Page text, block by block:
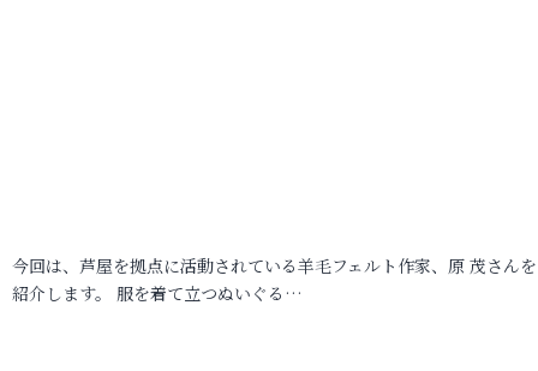
今回は、芦屋を拠点に活動されている羊毛フェルト作家、原 茂さん
紹介します。 服を着て立つぬいぐる…